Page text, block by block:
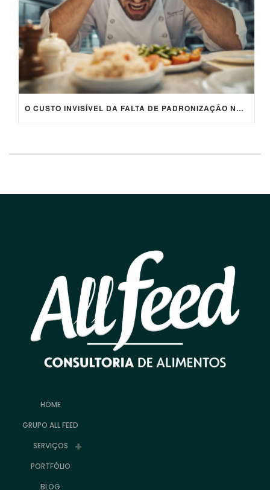
O CUSTO INVISÍVEL DA FALTA DE PADRONIZAÇÃO NA COZINHA
HOME
GRUPO ALL FEED
SERVIÇOS
PORTFÓLIO
BLOG